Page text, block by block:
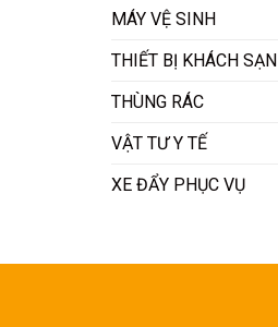
MÁY VỆ SINH
THIẾT BỊ KHÁCH SẠN
THÙNG RÁC
VẬT TƯ Y TẾ
XE ĐẨY PHỤC VỤ